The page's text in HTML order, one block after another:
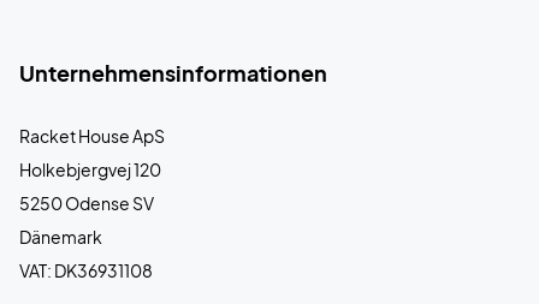
Unternehmensinformationen
Racket House ApS
Holkebjergvej 120
5250 Odense SV
Dänemark
VAT: DK36931108